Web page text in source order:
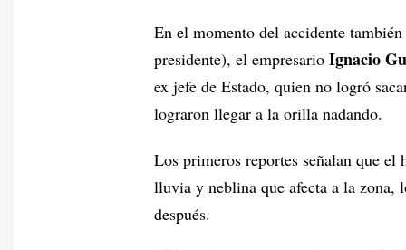
En el momento del accidente
presidente), el empresario Ignacio
ex jefe de Estado, quien no logró
lograron llegar a la orilla nadando.
Los primeros reportes señalan que el
lluvia y neblina que afecta a la zona,
después.